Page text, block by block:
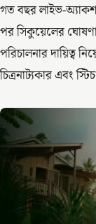
গত বছর লাইভ-
পর সিকুয়েলের ঘোষণা
পরিচালনার দায়িত্ব
চিত্রনাট্যকার এবং স্টিচ